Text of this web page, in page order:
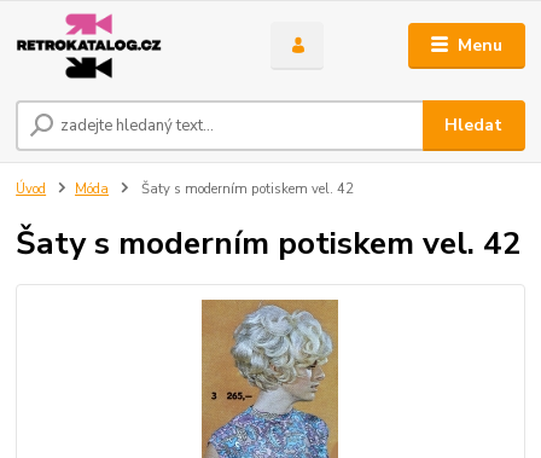
Menu
Hledat
Úvod Móda Šaty s moderním potiskem vel. 42
Šaty s moderním potiskem vel. 42